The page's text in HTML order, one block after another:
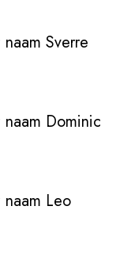
Sverre
Dominic
Leo